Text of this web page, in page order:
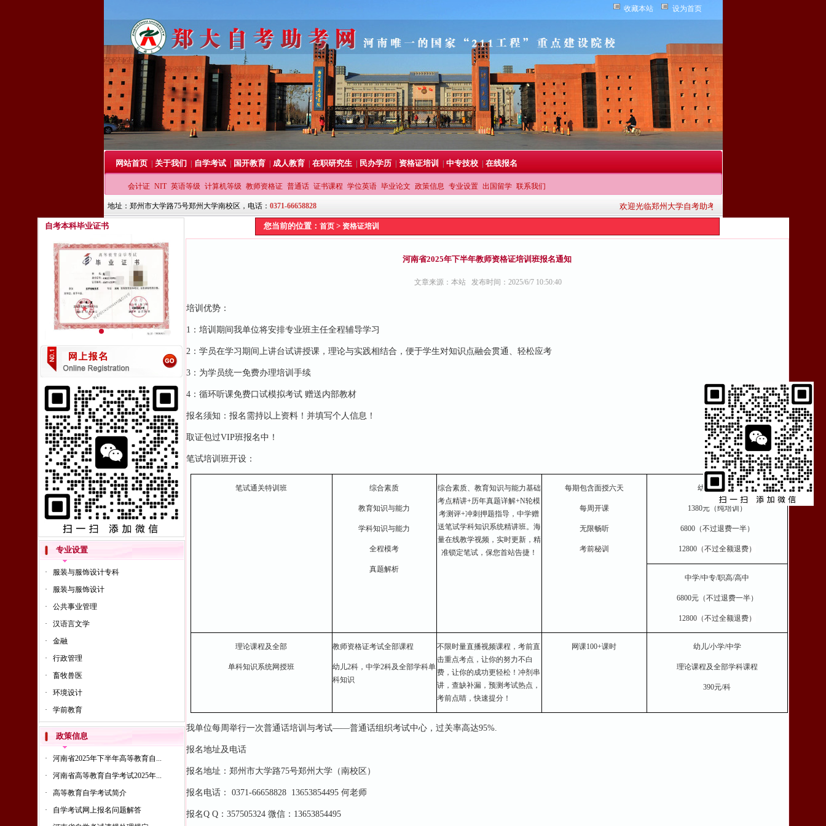
收藏本站 设为首页
网站首页 关于我们 自学考试 国开教育 成人教育 在职研究生 民办学历 资格证培训 中专技校 在线报名
会计证 NIT 英语等级 计算机等级 教师资格证 普通话 证书课程 学位英语 毕业论文 政策信息 专业设置 出国留学 联系我们
地址：郑州市大学路75号郑州大学南校区，电话： 0371-66658828 欢迎光临郑州大学自考助考网！为广大考生提供单科助考
自考本科毕业证书
专业设置
·
服装与服饰设计专科
·
服装与服饰设计
·
公共事业管理
·
汉语言文学
·
金融
·
行政管理
·
畜牧兽医
·
环境设计
·
学前教育
政策信息
·
河南省2025年下半年高等教育自...
·
河南省高等教育自学考试2025年...
·
高等教育自学考试简介
·
自学考试网上报名问题解答
您当前的位置： 首页> 资格证培训
河南省2025年下半年教师资格证培训班报名通知
文章来源：本站 发布时间：2025/6/7 10:50:40
培训优势：
1：培训期间我单位将安排专业班主任全程辅导学习
2：学员在学习期间上讲台试讲授课，理论与实践相结合，便于学生对知识点融会贯通、轻松应考
3：为学员统一免费办理培训手续
4：循环听课免费口试模拟考试 赠送内部教材
报名须知：报名需持以上资料！并填写个人信息！
取证包过VIP班报名中！
笔试培训班开设：
笔试通关特训班 综合素质
教育知识与能力
学科知识与能力
全程模考
真题解析
综合素质、教育知识与能力基础
考点精讲+历年真题详解+N轮模
考测评+冲刺押题指导，中学赠
送笔试学科知识系统精讲班。海
量在线教学视频，实时更新，精
准锁定笔试，保您首站告捷！
每期包含面授六天
每周开课
无限畅听
考前秘训
幼儿园/小学
1380元（纯培训）
6800（不过退费一半）
12800（不过全额退费）
中学/中专/职高/高中
6800元（不过退费一半）
12800（不过全额退费）
理论课程及全部
单科知识系统网授班
教师资格证考试全部课程
幼儿2科，中学2科及全部学科单
科知识
不限时量直播视频课程，考前直
击重点考点，让你的努力不白
费，让你的成功更轻松！冲剂串
讲，查缺补漏，预测考试热点，
考前点睛，快速提分！
网课100+课时 幼儿/小学/中学
理论课程及全部学科课程
390元/科
我单位每周举行一次普通话培训与考试——普通话组织考试中心，过关率高达95%.
报名地址及电话
报名地址：郑州市大学路75号郑州大学（南校区）
报名电话： 0371-66658828 13653854495 何老师
报名Q Q：357505324 微信：13653854495